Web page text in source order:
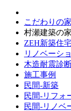
こだわりの
村瀬建築の
ZEH新築住宅
リノベーシ
木造耐震診
施工事例
民間-新築
民間-リフォ
民間-リノベ